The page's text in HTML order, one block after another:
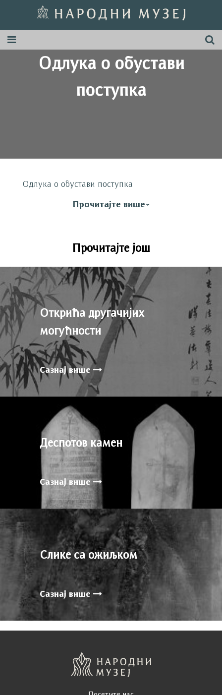
Одлука о обустави
поступка
Одлука о обустави поступка
Прочитајте више
Прочитајте још
Открића другачијих
могућности
Сазнај више
Деспотов камен
Сазнај више
Слике са ожиљком
Сазнај више